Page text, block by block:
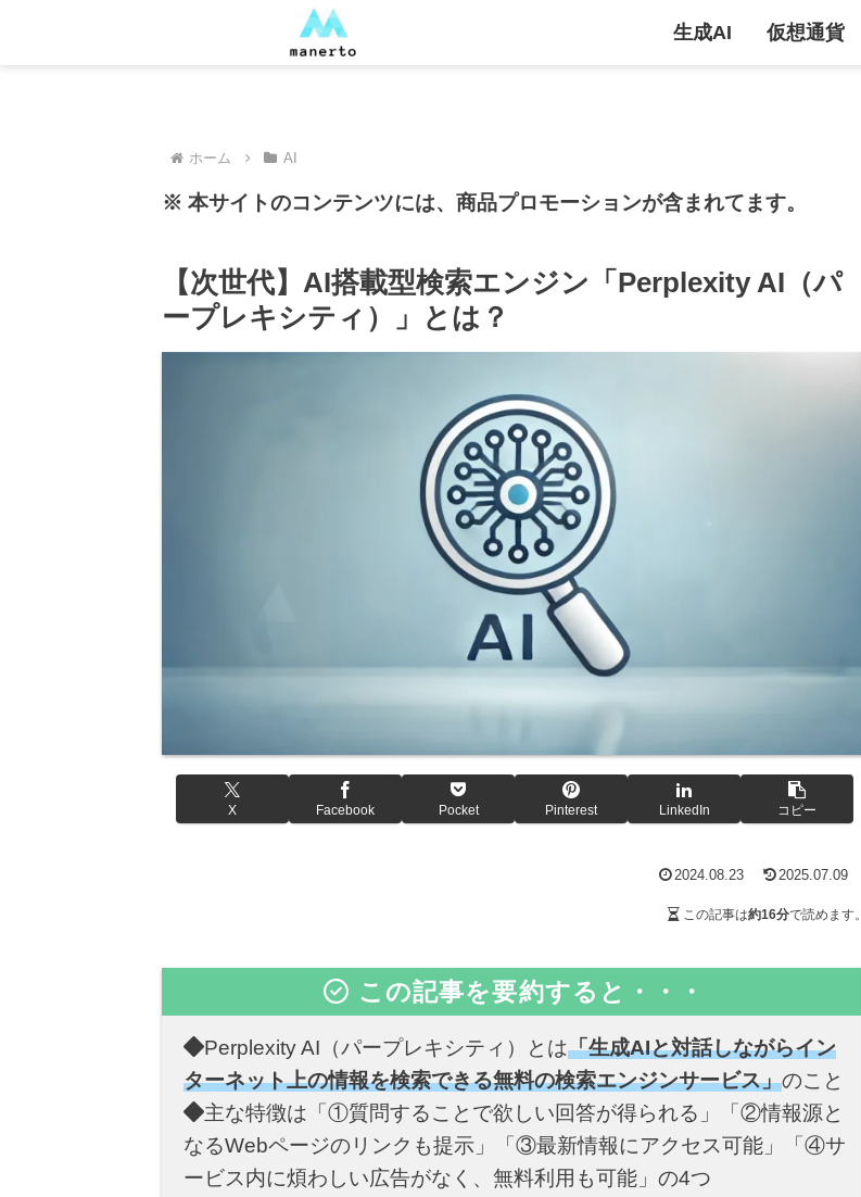
生成AI 仮想通貨
ホーム AI
※ 本サイトのコンテンツには、商品プロモーションが含まれてます。
【次世代】AI搭載型検索エンジン「Perplexity AI（パ
ープレキシティ）」とは？
X Facebook Pocket Pinterest LinkedIn コピー
2024.08.23 2025.07.09
この記事は約16分で読めます。
この記事を要約すると・・・
Perplexity AI（パープレキシティ）とは「生成AIと対話しながらイン
ターネット上の情報を検索できる無料の検索エンジンサービス」のこと
主な特徴は「①質問することで欲しい回答が得られる」「②情報源と
なるWebページのリンクも提示」「③最新情報にアクセス可能」「④サ
ービス内に煩わしい広告がなく、無料利用も可能」の4つ